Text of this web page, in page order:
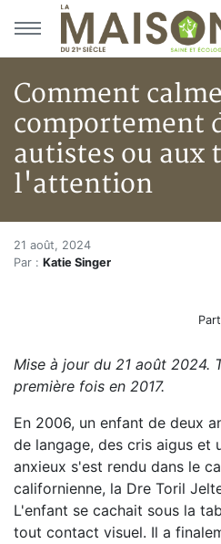
Aller au menu principal
Aller au contenu principal
Comment
comportement
autistes ou aux
l'attention
Accueil
Articles
Comment calmer le
Comment
21 août, 2024
Par : Katie Singer
Mise à jour du 21 août 2024.
première fois en 2017.
En 2006, un enfant de deux
de langage, des cris aigus et
anxieux s'est rendu dans le
californienne, la Dre Toril
L'enfant se cachait sous la
tout contact visuel. Il a